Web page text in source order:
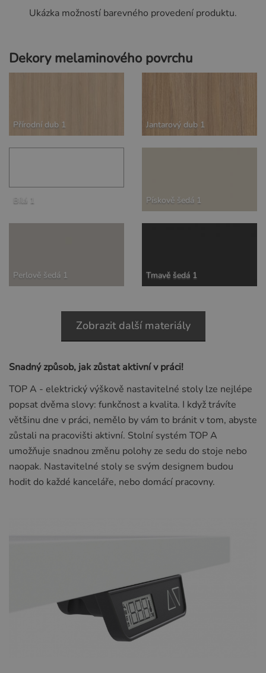
Ukázka možností barevného provedení produktu.
Dekory melaminového povrchu
Přírodní dub 1 Jantarový dub 1
Bílá 1 Pískově šedá 1
Perlově šedá 1 Tmavě šedá 1
Zobrazit další materiály
Snadný způsob, jak zůstat aktivní v práci!
TOP A - elektrický výškově nastavitelné stoly lze nejlépe
popsat dvěma slovy: funkčnost a kvalita. I když trávíte
většinu dne v práci, nemělo by vám to bránit v tom, abyste
zůstali na pracovišti aktivní. Stolní systém TOP A
umožňuje snadnou změnu polohy ze sedu do stoje nebo
naopak. Nastavitelné stoly se svým designem budou
hodit do každé kanceláře, nebo domácí pracovny.